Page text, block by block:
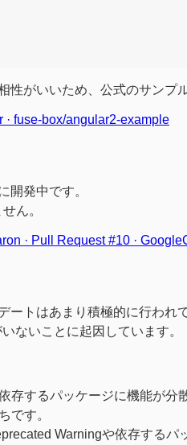
がいいため、公式のサンプ
fuse-box/angular2-example
開発中です。
ん。
· Pull Request #10 ·
トはあまり積極的に行われ
ないことに起因しています。
するパッケージに機能が分
です。
Warningや依存する